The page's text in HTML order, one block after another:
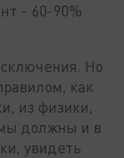
- 60-90%
Но
как
из физики,
мы должны и в
увидеть